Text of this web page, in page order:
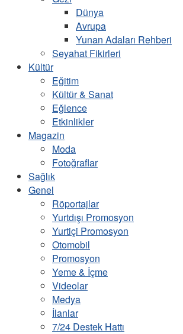
Dünya
Avrupa
Yunan Adaları Rehberi
Seyahat Fikirleri
Kültür
Eğitim
Kültür & Sanat
Eğlence
Etkinlikler
Magazin
Moda
Fotoğraflar
Sağlık
Genel
Röportajlar
Yurtdışı Promosyon
Yurtiçi Promosyon
Otomobil
Promosyon
Yeme & İçme
Videolar
Medya
İlanlar
7/24 Destek Hattı